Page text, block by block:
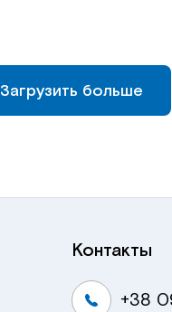
Загрузить больше
Контакты
+38